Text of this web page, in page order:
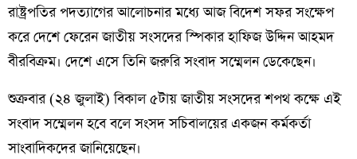
রাষ্ট্রপতির পদত্যাগের আলোচনার মধ্যে আজ বিদেশ সফর সংক্ষেপ
করে দেশে ফেরেন জাতীয় সংসদের স্পিকার হাফিজ উদ্দিন আহমদ
বীরবিক্রম। দেশে এসে তিনি জরুরি সংবাদ সম্মেলন ডেকেছেন।
শুক্রবার (২৪ জুলাই) বিকাল ৫টায় জাতীয় সংসদের শপথ কক্ষে এই
সংবাদ সম্মেলন হবে বলে সংসদ সচিবালয়ের একজন কর্মকর্তা
সাংবাদিকদের জানিয়েছেন।